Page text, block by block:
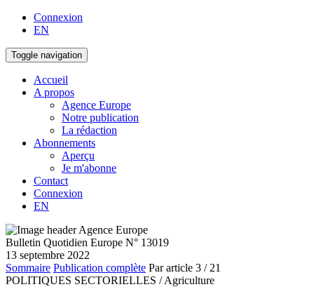
Connexion
EN
Toggle navigation
Accueil
A propos
Agence Europe
Notre publication
La rédaction
Abonnements
Aperçu
Je m'abonne
Contact
Connexion
EN
Bulletin Quotidien Europe N° 13019
13 septembre 2022
Sommaire Publication complète Par article 3 / 21
POLITIQUES SECTORIELLES / Agriculture